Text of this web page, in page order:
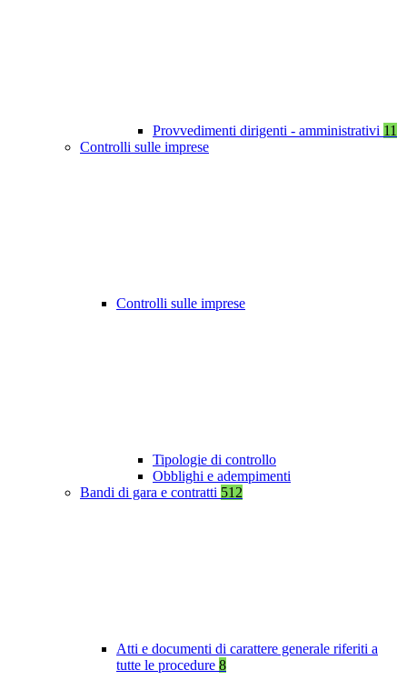
Provvedimenti dirigenti - amministrativi 11
Controlli sulle imprese
Controlli sulle imprese
Tipologie di controllo
Obblighi e adempimenti
Bandi di gara e contratti 512
Atti e documenti di carattere generale riferiti a
tutte le procedure 8